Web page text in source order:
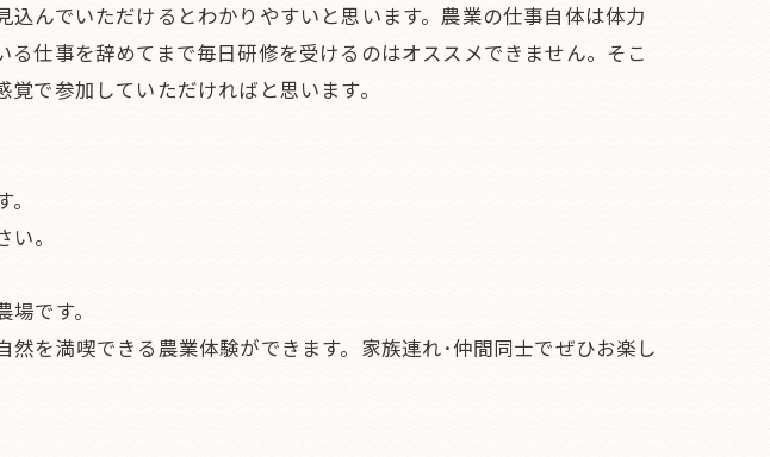
んでいただけるとわかりやすいと思います。農業の仕事自体は体力
仕事を辞めてまで毎日研修を受けるのはオススメできません。そこ
で参加していただければと思います。
。
です。
を満喫できる農業体験ができます。家族連れ･仲間同士でぜひお楽し